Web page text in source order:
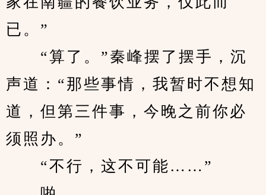
已。”
“算了。”秦峰摆了摆手，沉
声道：“那些事情，我暂时不想知
道，但第三件事，今晚之前你必
须照办。”
“不行，这不可能……”